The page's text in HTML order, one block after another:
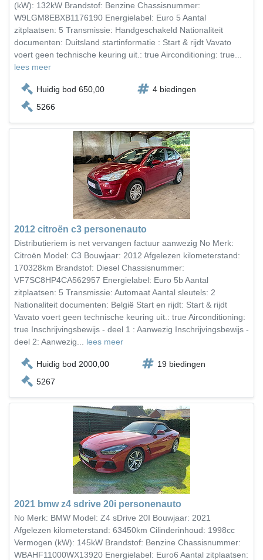
(kW): 132kW Brandstof: Benzine Chassisnummer:
W9LGM8EBXB1176190 Energielabel: Euro 5 Aantal
zitplaatsen: 5 Transmissie: Handgeschakeld Nationaliteit
documenten: Duitsland startinformatie : Start & rijdt Vavato
voert geen technische keuring uit.: true Airconditioning: true...
lees meer
Huidig bod 650,00
4 biedingen
5266
2012 citroën c3 personenauto
Distributieriem is net vervangen factuur aanwezig No Merk:
Citroën Model: C3 Bouwjaar: 2012 Afgelezen kilometerstand:
170328km Brandstof: Diesel Chassisnummer:
VF7SC8HP4CA562957 Energielabel: Euro 5b Aantal
zitplaatsen: 5 Transmissie: Automaat Aantal sleutels: 2
Nationaliteit documenten: België Start en rijdt: Start & rijdt
Vavato voert geen technische keuring uit.: true Airconditioning:
true Inschrijvingsbewijs - deel 1 : Aanwezig Inschrijvingsbewijs -
deel 2: Aanwezig... lees meer
Huidig bod 2000,00
19 biedingen
5267
2021 bmw z4 sdrive 20i personenauto
No Merk: BMW Model: Z4 sDrive 20I Bouwjaar: 2021
Afgelezen kilometerstand: 63450km Cilinderinhoud: 1998cc
Vermogen (kW): 145kW Brandstof: Benzine Chassisnummer:
WBAHF11000WX13920 Energielabel: Euro6 Aantal zitplaatsen: